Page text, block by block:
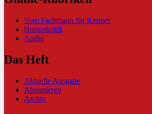
Vom Fachmann für Kenner
Humorkritik
Audio
Das Heft
Aktuelle Ausgabe
Abonnieren
Archiv